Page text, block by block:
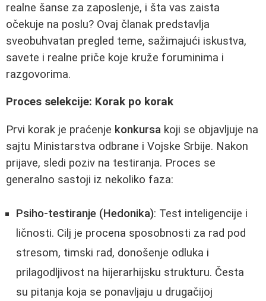
realne šanse za zaposlenje, i šta vas zaista
očekuje na poslu? Ovaj članak predstavlja
sveobuhvatan pregled teme, sažimajući iskustva,
savete i realne priče koje kruže foruminima i
razgovorima.
Proces selekcije: Korak po korak
Prvi korak je praćenje konkursa koji se objavljuje na
sajtu Ministarstva odbrane i Vojske Srbije. Nakon
prijave, sledi poziv na testiranja. Proces se
generalno sastoji iz nekoliko faza:
Psiho-testiranje (Hedonika): Test inteligencije i
ličnosti. Cilj je procena sposobnosti za rad pod
stresom, timski rad, donošenje odluka i
prilagodljivost na hijerarhijsku strukturu. Česta
su pitanja koja se ponavljaju u drugačijoj